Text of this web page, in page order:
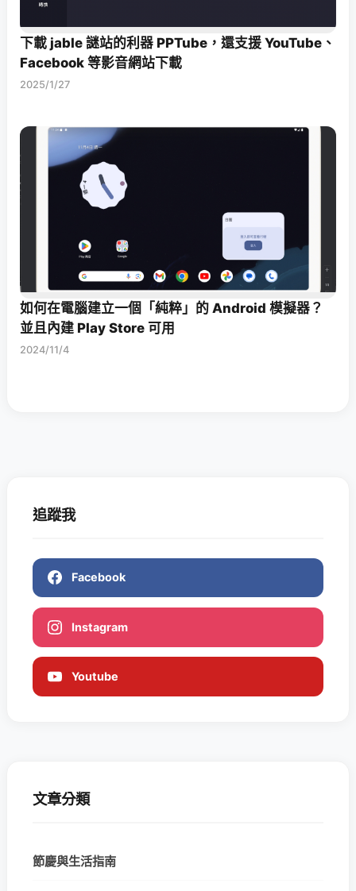
下載 jable 謎站的利器 PPTube，還支援 YouTube、
Facebook 等影音網站下載
2025/1/27
如何在電腦建立一個「純粹」的 Android 模擬器？
並且內建 Play Store 可用
2024/11/4
追蹤我
Facebook
Instagram
Youtube
文章分類
節慶與生活指南